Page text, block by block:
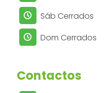
Sáb Cerrados
Dom Cerrados
Contactos